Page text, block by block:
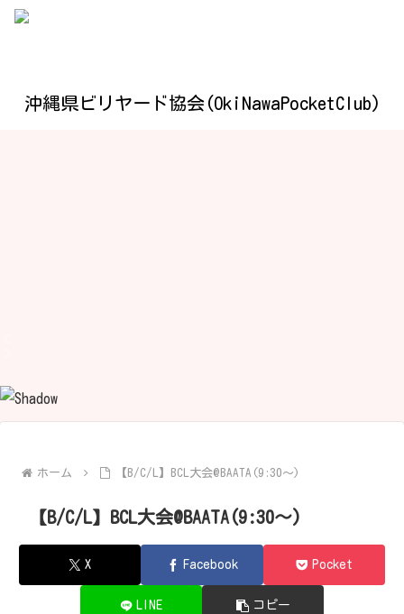
沖縄県ビリヤード協会(OkiNawaPocketClub)
ホーム 【B/C/L】BCL大会@BAATA(9:30～)
【B/C/L】BCL大会@BAATA(9:30～)
X Facebook Pocket
LINE コピー